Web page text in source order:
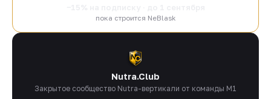
пока строится NeBlask
Nutra.Club
Закрытое сообщество Nutra-вертикали от команды M1